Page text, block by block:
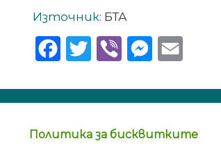
Източник: БТА
FacebookTwitterViber Messenger
Политика за бисквитките